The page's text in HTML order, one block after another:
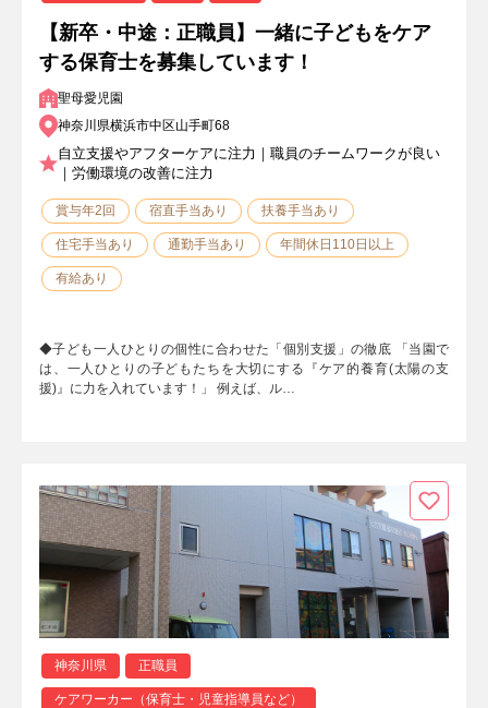
【新卒・中途：正職員】一緒に子どもをケア
する保育士を募集しています！
聖母愛児園
神奈川県横浜市中区山手町68
自立支援やアフターケアに注力｜職員のチームワークが良い
｜労働環境の改善に注力
賞与年2回 宿直手当あり 扶養手当あり
住宅手当あり 通勤手当あり 年間休日110日以上
有給あり
◆子ども一人ひとりの個性に合わせた「個別支援」の徹底 「当園で
は、一人ひとりの子どもたちを大切にする『ケア的養育(太陽の支
援)』に力を入れています！」 例えば、ル…
神奈川県 正職員
ケアワーカー（保育士・児童指導員など）